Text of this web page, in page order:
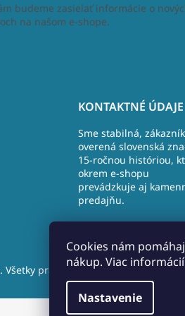
Cookies nám
nákup. Viac informácií
Nastavenie
budeme zasielať informácie o
na našom e-shope.
KONTAKTNÉ ÚDAJE
Sme stabilná,
overená slovenská
15-ročnou históriou,
okrem e-shopu
prevádzkuje aj
predajňu.
Nižná
+421 (9)10 109 096
. Všetky práva vyhradené.Upraviť